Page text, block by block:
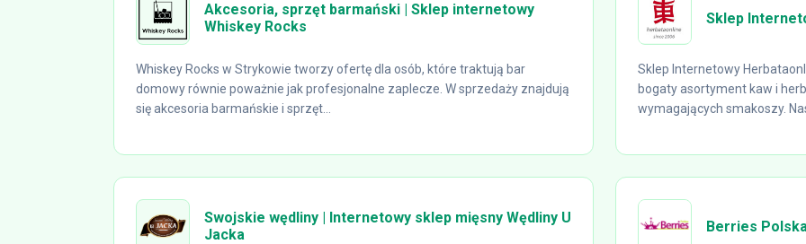
Akcesoria, sprzęt barmański | Sklep internetowy
Whiskey Rocks
Whiskey Rocks w Strykowie tworzy ofertę dla osób, które traktują bar
domowy równie poważnie jak profesjonalne zaplecze. W sprzedaży znajdują
się akcesoria barmańskie i sprzęt...
Sklep
Sklep Internetowy
bogaty asortyment kaw i
wymagających smakoszy.
Swojskie wędliny | Internetowy sklep mięsny Wędliny U
Jacka
Berries